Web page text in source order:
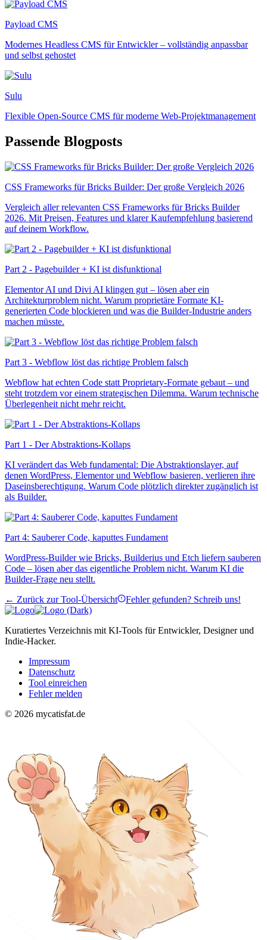
Payload CMS
Modernes Headless CMS für Entwickler – vollständig anpassbar
und selbst gehostet
Sulu
Flexible Open-Source CMS für moderne Web-Projektmanagement
Passende Blogposts
CSS Frameworks für Bricks Builder: Der große Vergleich 2026
Vergleich aller relevanten CSS Frameworks für Bricks Builder
2026. Mit Preisen, Features und klarer Kaufempfehlung basierend
auf deinem Workflow.
Part 2 - Pagebuilder + KI ist disfunktional
Elementor AI und Divi AI klingen gut – lösen aber ein
Architekturproblem nicht. Warum proprietäre Formate KI-
generierten Code blockieren und was die Builder-Industrie anders
machen müsste.
Part 3 - Webflow löst das richtige Problem falsch
Webflow hat echten Code statt Proprietary-Formate gebaut – und
steht trotzdem vor einem strategischen Dilemma. Warum technische
Überlegenheit nicht mehr reicht.
Part 1 - Der Abstraktions-Kollaps
KI verändert das Web fundamental: Die Abstraktionslayer, auf
denen WordPress, Elementor und Webflow basieren, verlieren ihre
Daseinsberechtigung. Warum Code plötzlich direkter zugänglich ist
als Builder.
Part 4: Sauberer Code, kaputtes Fundament
WordPress-Builder wie Bricks, Builderius und Etch liefern sauberen
Code – lösen aber das eigentliche Problem nicht. Warum KI die
Builder-Frage neu stellt.
← Zurück zur Tool-Übersicht
Fehler gefunden? Schreib uns!
Kuratiertes Verzeichnis mit KI-Tools für Entwickler, Designer und
Indie-Hacker.
Impressum
Datenschutz
Tool einreichen
Fehler melden
© 2026 mycatisfat.de